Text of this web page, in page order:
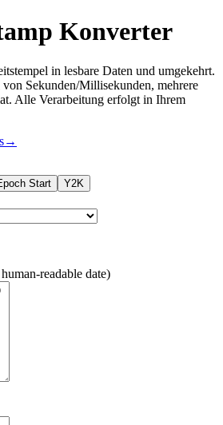
Konverter
in lesbare Daten und umgekehrt.
Sekunden/Millisekunden, mehrere
Alle Verarbeitung erfolgt in Ihrem
→
Start
Y2K
readable date)